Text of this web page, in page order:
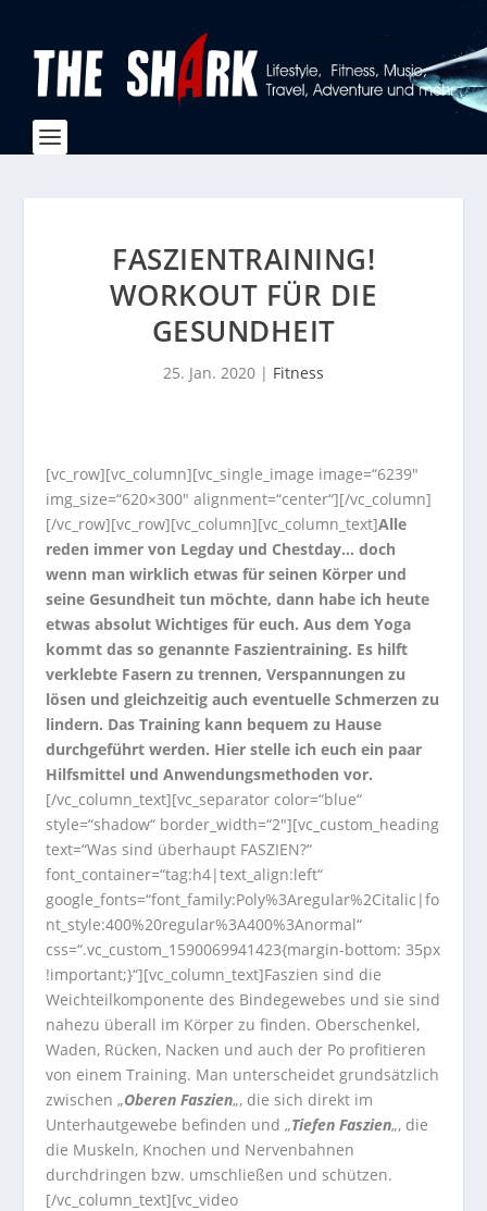
FASZIENTRAINING!
WORKOUT FÜR DIE
GESUNDHEIT
25. Jan. 2020 | Fitness
[vc_row][vc_column][vc_single_image image=“6239″
img_size=“620×300″ alignment=“center“][/vc_column]
[/vc_row][vc_row][vc_column][vc_column_text]Alle
reden immer von Legday und Chestday… doch
wenn man wirklich etwas für seinen Körper und
seine Gesundheit tun möchte, dann habe ich heute
etwas absolut Wichtiges für euch. Aus dem Yoga
kommt das so genannte Faszientraining. Es hilft
verklebte Fasern zu trennen, Verspannungen zu
lösen und gleichzeitig auch eventuelle Schmerzen zu
lindern. Das Training kann bequem zu Hause
durchgeführt werden. Hier stelle ich euch ein paar
Hilfsmittel und Anwendungsmethoden vor.
[/vc_column_text][vc_separator color=“blue“
style=“shadow“ border_width=“2″][vc_custom_heading
text=“Was sind überhaupt FASZIEN?“
font_container=“tag:h4|text_align:left“
google_fonts=“font_family:Poly%3Aregular%2Citalic|fo
nt_style:400%20regular%3A400%3Anormal“
css=“.vc_custom_1590069941423{margin-bottom: 35px
!important;}“][vc_column_text]Faszien sind die
Weichteilkomponente des Bindegewebes und sie sind
nahezu überall im Körper zu finden. Oberschenkel,
Waden, Rücken, Nacken und auch der Po profitieren
von einem Training. Man unterscheidet grundsätzlich
zwischen „Oberen Faszien„, die sich direkt im
Unterhautgewebe befinden und „Tiefen Faszien„, die
die Muskeln, Knochen und Nervenbahnen
durchdringen bzw. umschließen und schützen.
[/vc_column_text][vc_video